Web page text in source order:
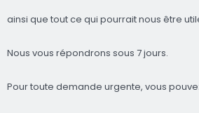
ainsi que tout ce qui pourrait nous être
Nous vous répondrons sous 7 jours.
Pour toute demande urgente, vous